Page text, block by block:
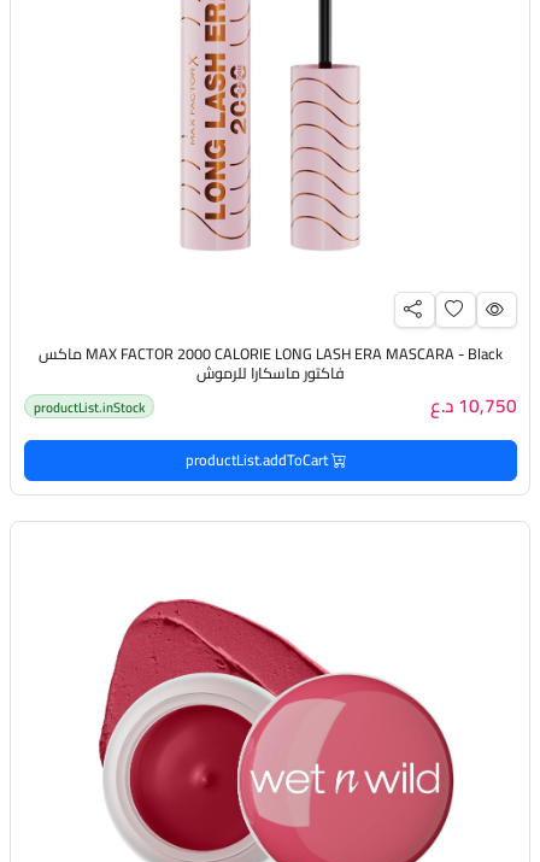
MAX FACTOR 2000 CALORIE LONG LASH ERA MASCARA - Black ماكس
فاكتور ماسكارا للرموش
10,750 د.ع productList.inStock
productList.addToCart